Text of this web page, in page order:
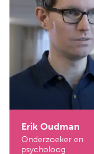
Erik Oudman
Onderzoeker en
psycholoog